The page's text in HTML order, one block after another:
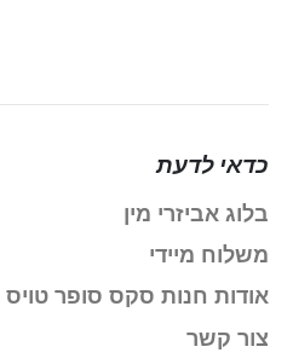
כדאי לדעת
בלוג אביזרי מין
משלוח מיידי
אודות חנות סקס סופר טויס
צור קשר